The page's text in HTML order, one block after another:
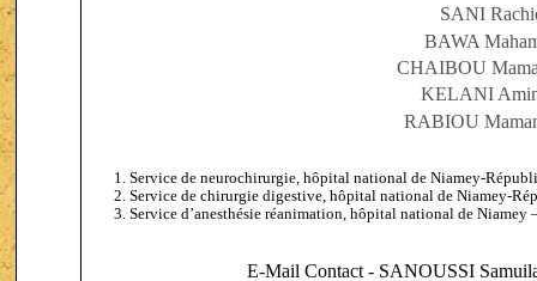
SANI
BAWA
CHAIBOU
KELANI
RABIOU
Service de neurochirurgie, hôpital national de Niamey-
Service de chirurgie digestive, hôpital national de Niamey-
Service d’anesthésie réanimation, hôpital national de Niamey
E-Mail Contact - SANOUSSI